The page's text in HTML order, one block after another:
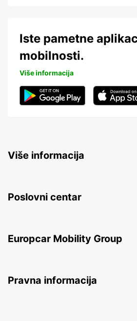
Iste pametne
mobilnosti.
Više informacija
Više informacija
Poslovni centar
Europcar Mobility Group
Pravna informacija